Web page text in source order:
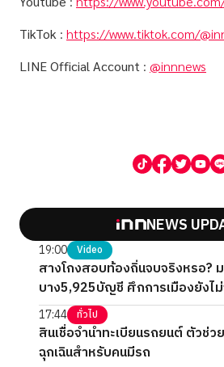
TikTok : https://www.tiktok.com/
LINE Official Account : @innnews
NEWS
19:00 Video
สางโกงสอบท้องถิ่นจบจริงหรอ?
บาง5,925บัญชี ศึกการเมืองยังไ
17:44 ทั่วไป
สินเชื่อจำนำทะเบียนรถยนต์ ตัวช่ว
ฉุกเฉินสำหรับคนมีรถ